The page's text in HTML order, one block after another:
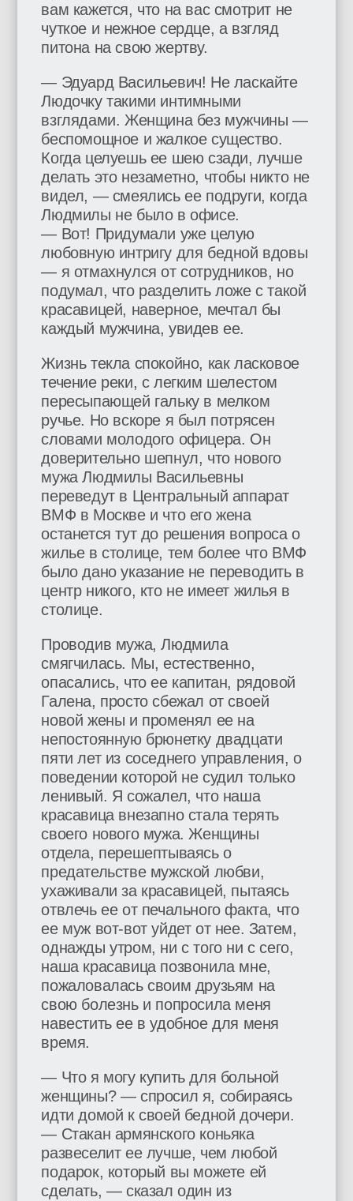
вам кажется, что на вас смотрит не
чуткое и нежное сердце, а взгляд
питона на свою жертву.
— Эдуард Васильевич! Не ласкайте
Людочку такими интимными
взглядами. Женщина без мужчины —
беспомощное и жалкое существо.
Когда целуешь ее шею сзади, лучше
делать это незаметно, чтобы никто не
видел, — смеялись ее подруги, когда
Людмилы не было в офисе.
— Вот! Придумали уже целую
любовную интригу для бедной вдовы
— я отмахнулся от сотрудников, но
подумал, что разделить ложе с такой
красавицей, наверное, мечтал бы
каждый мужчина, увидев ее.
Жизнь текла спокойно, как ласковое
течение реки, с легким шелестом
пересыпающей гальку в мелком
ручье. Но вскоре я был потрясен
словами молодого офицера. Он
доверительно шепнул, что нового
мужа Людмилы Васильевны
переведут в Центральный аппарат
ВМФ в Москве и что его жена
останется тут до решения вопроса о
жилье в столице, тем более что ВМФ
было дано указание не переводить в
центр никого, кто не имеет жилья в
столице.
Проводив мужа, Людмила
смягчилась. Мы, естественно,
опасались, что ее капитан, рядовой
Галена, просто сбежал от своей
новой жены и променял ее на
непостоянную брюнетку двадцати
пяти лет из соседнего управления, о
поведении которой не судил только
ленивый. Я сожалел, что наша
красавица внезапно стала терять
своего нового мужа. Женщины
отдела, перешептываясь о
предательстве мужской любви,
ухаживали за красавицей, пытаясь
отвлечь ее от печального факта, что
ее муж вот-вот уйдет от нее. Затем,
однажды утром, ни с того ни с сего,
наша красавица позвонила мне,
пожаловалась своим друзьям на
свою болезнь и попросила меня
навестить ее в удобное для меня
время.
— Что я могу купить для больной
женщины? — спросил я, собираясь
идти домой к своей бедной дочери.
— Стакан армянского коньяка
развеселит ее лучше, чем любой
подарок, который вы можете ей
сделать, — сказал один из